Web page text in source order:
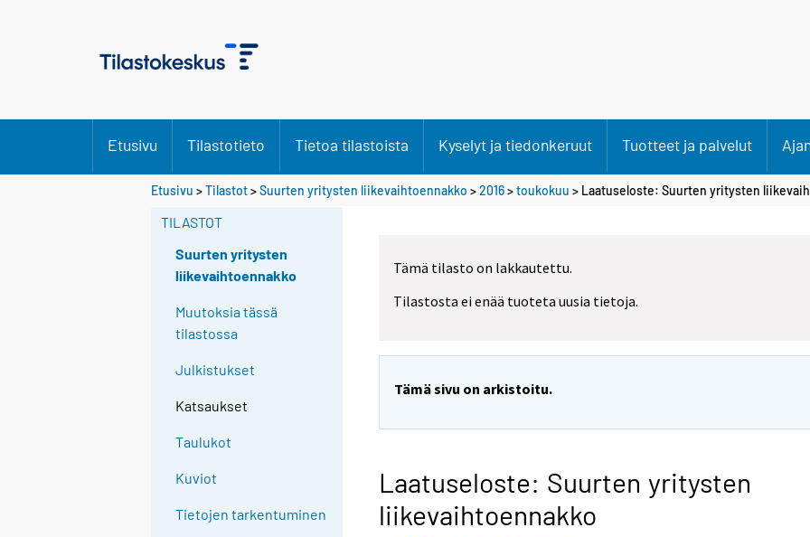
Etusivu Tilastotieto Tietoa tilastoista Kyselyt ja tiedonkeruut Tuotteet ja palvelut
Etusivu >Tilastot>Suurten yritysten liikevaihtoennakko >2016>toukokuu > Laatuseloste: Suurten yritysten
TILASTOT
Suurten yritysten
liikevaihtoennakko
Muutoksia tässä
tilastossa
Julkistukset
Katsaukset
Taulukot
Kuviot
Tietojen tarkentuminen
Tämä tilasto on lakkautettu.
Tilastosta ei enää tuoteta uusia tietoja.
Tämä sivu on arkistoitu.
Laatuseloste: Suurten yritysten
liikevaihtoennakko